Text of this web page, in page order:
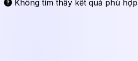
Không tìm thấy kết quả phù hợp